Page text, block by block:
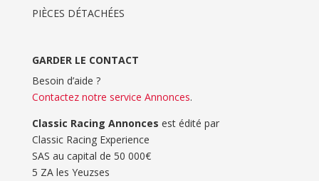
PIÈCES DÉTACHÉES
GARDER LE CONTACT
Besoin d’aide ?
Contactez notre service Annonces.
Classic Racing Annonces est édité par
Classic Racing Experience
SAS au capital de 50 000€
5 ZA les Yeuzses